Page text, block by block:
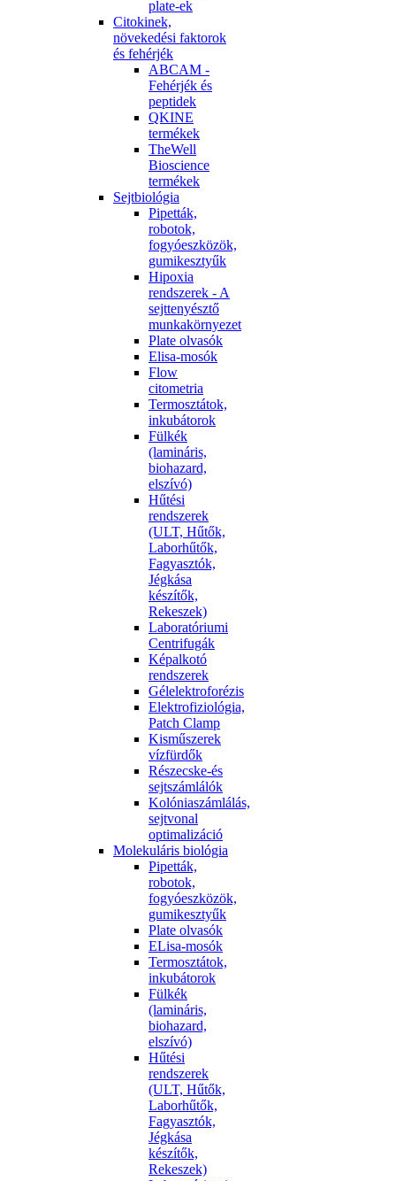
plate-ek
Citokinek,
növekedési faktorok
és fehérjék
ABCAM -
Fehérjék és
peptidek
QKINE
termékek
TheWell
Bioscience
termékek
Sejtbiológia
Pipetták,
robotok,
fogyóeszközök,
gumikesztyűk
Hipoxia
rendszerek - A
sejttenyésztő
munkakörnyezet
Plate olvasók
Elisa-mosók
Flow
citometria
Termosztátok,
inkubátorok
Fülkék
(lamináris,
biohazard,
elszívó)
Hűtési
rendszerek
(ULT, Hűtők,
Laborhűtők,
Fagyasztók,
Jégkása
készítők,
Rekeszek)
Laboratóriumi
Centrifugák
Képalkotó
rendszerek
Gélelektroforézis
Elektrofiziológia,
Patch Clamp
Kisműszerek
vízfürdők
Részecske-és
sejtszámlálók
Kolóniaszámlálás,
sejtvonal
optimalizáció
Molekuláris biológia
Pipetták,
robotok,
fogyóeszközök,
gumikesztyűk
Plate olvasók
ELisa-mosók
Termosztátok,
inkubátorok
Fülkék
(lamináris,
biohazard,
elszívó)
Hűtési
rendszerek
(ULT, Hűtők,
Laborhűtők,
Fagyasztók,
Jégkása
készítők,
Rekeszek)